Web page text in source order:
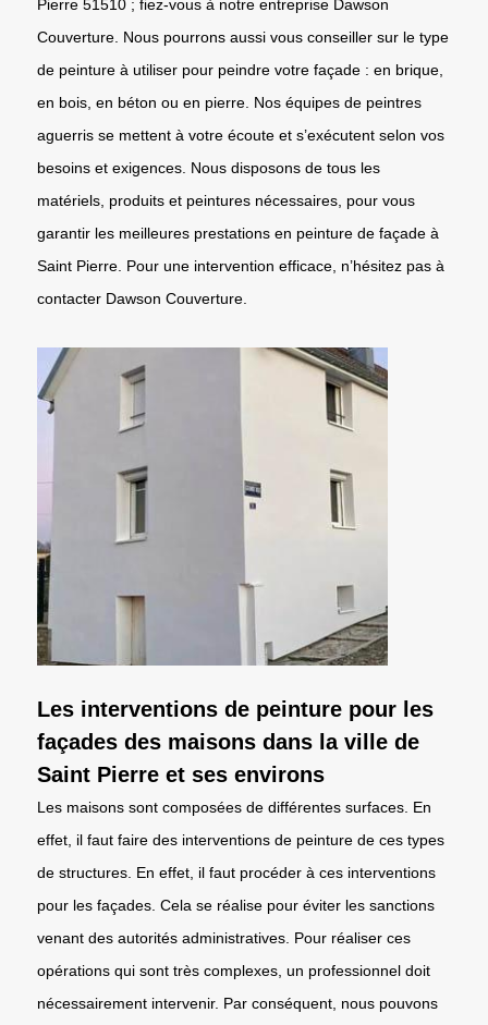
Pierre 51510 ; fiez-vous à notre entreprise Dawson
Couverture. Nous pourrons aussi vous conseiller sur le type
de peinture à utiliser pour peindre votre façade : en brique,
en bois, en béton ou en pierre. Nos équipes de peintres
aguerris se mettent à votre écoute et s’exécutent selon vos
besoins et exigences. Nous disposons de tous les
matériels, produits et peintures nécessaires, pour vous
garantir les meilleures prestations en peinture de façade à
Saint Pierre. Pour une intervention efficace, n’hésitez pas à
contacter Dawson Couverture.
Les interventions de peinture pour les
façades des maisons dans la ville de
Saint Pierre et ses environs
Les maisons sont composées de différentes surfaces. En
effet, il faut faire des interventions de peinture de ces types
de structures. En effet, il faut procéder à ces interventions
pour les façades. Cela se réalise pour éviter les sanctions
venant des autorités administratives. Pour réaliser ces
opérations qui sont très complexes, un professionnel doit
nécessairement intervenir. Par conséquent, nous pouvons